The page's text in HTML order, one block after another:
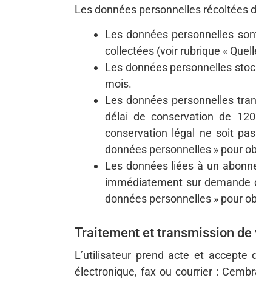
Les données personnelles récoltées
Les données personnelles
collectées (voir rubrique «
Les données personnelles
mois.
Les données personnelles
délai de conservation de
conservation légal ne soit
données personnelles » pour
Les données liées à un
immédiatement sur demande
données personnelles » pour
Traitement et transmission de
L’utilisateur prend acte et
électronique, fax ou courrier :